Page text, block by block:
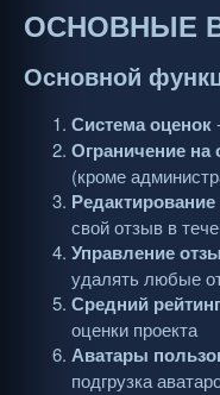
ОСНОВНЫЕ
Основной
Система оценок
Ограничение на
(кроме
свой отзыв в
Управление
удалять любые
Средний рейтинг
оценки проекта
Аватары
подгрузка